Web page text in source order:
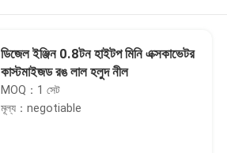
ডিজেল ইঞ্জিন 0.8টন হাইটপ মিনি এক্সকাভেটর
কাস্টমাইজড রঙ লাল হলুদ নীল
MOQ：1 সেট
মূল্য：negotiable